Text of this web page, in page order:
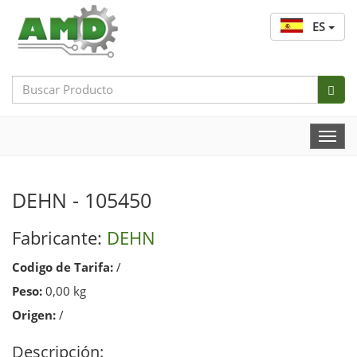
ES
Search
Bar
DEHN - 105450
Fabricante: DEHN
Codigo de Tarifa: /
Peso: 0,00 kg
Origen: /
Descripción: